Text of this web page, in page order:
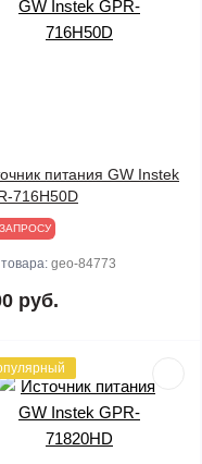
питания GW Instek
716H50D
geo-84773
руб.